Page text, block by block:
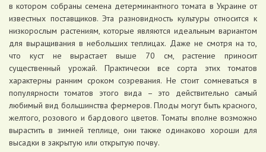
в котором собраны семена детерминантного томата в Украине от
известных поставщиков. Эта разновидность культуры относится к
низкорослым растениям, которые являются идеальным вариантом
для выращивания в небольших теплицах. Даже не смотря на то,
что куст не вырастает выше 70 см, растение приносит
существенный урожай. Практически все сорта этих томатов
характерны ранним сроком созревания. Не стоит сомневаться в
популярности томатов этого вида – это действительно самый
любимый вид большинства фермеров. Плоды могут быть красного,
желтого, розового и бардового цветов. Томаты вполне возможно
вырастить в зимней теплице, они также одинаково хороши для
высадки в закрытую или открытую почву.